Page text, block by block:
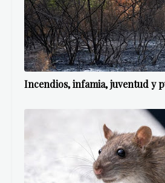
Incendios, infamia, juventud y